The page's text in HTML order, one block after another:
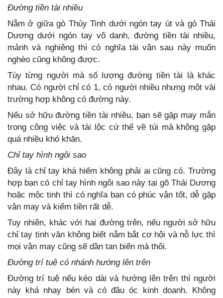
Đường tiền tài nhiều
Nằm ở giữa gò Thủy Tinh dưới ngón tay út và gò Thái
Dương dưới ngón tay vô danh, đường tiền tài nhiều,
mảnh và nghiêng thì có nghĩa tài vận sau này muốn
nghèo cũng không được.
Tùy từng người mà số lượng đường tiền tài là khác
nhau. Có người chỉ có 1, có người nhiều nhưng một vài
trường hợp không có đường này.
Nếu sở hữu đường tiền tài nhiều, bạn sẽ gặp may mắn
trong công việc và tài lộc cứ thế về túi mà không gặp
quá nhiều khó khăn.
Chỉ tay hình ngôi sao
Đây là chỉ tay khá hiếm không phải ai cũng có. Trường
hợp bạn có chỉ tay hình ngôi sao này tại gõ Thái Dương
hoặc mộc tinh thì có nghĩa bạn có phúc vận tốt, dễ gặp
vận may và kiếm tiền rất dễ.
Tuy nhiên, khác với hai đường trên, nếu người sở hữu
chỉ tay tinh văn không biết nắm bắt cơ hội và nỗ lực thì
mọi vận may cũng sẽ dần tan biến mà thôi.
Đường trí tuệ có nhánh hướng lên trên
Đường trí tuệ nếu kéo dài và hướng lên trên thì người
này khá nhạy bén và có đầu óc kinh doanh. Không